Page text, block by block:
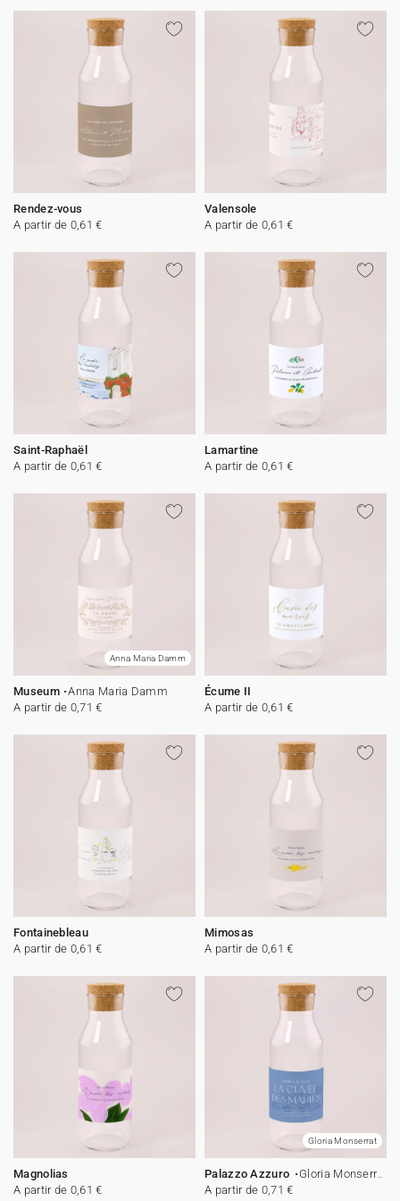
Rendez-vous
A partir de 0,61 €
Valensole
A partir de 0,61 €
Saint-Raphaël
A partir de 0,61 €
Lamartine
A partir de 0,61 €
Anna Maria Damm
Museum
Anna Maria Damm
A partir de 0,71 €
Écume II
A partir de 0,61 €
Fontainebleau
A partir de 0,61 €
Mimosas
A partir de 0,61 €
Magnolias
A partir de 0,61 €
️Gloria Monserrat
Palazzo Azzuro
️Gloria Monserrat
A partir de 0,71 €